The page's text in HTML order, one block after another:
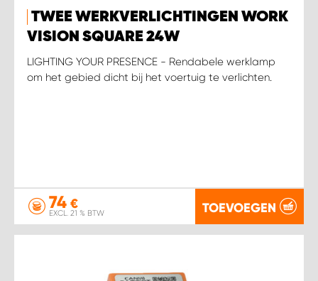
TWEE WERKVERLICHTINGEN WORK
VISION SQUARE 24W
LIGHTING YOUR PRESENCE - Rendabele werklamp
om het gebied dicht bij het voertuig te verlichten.
74 €
EXCL. 21 % BTW TOEVOEGEN